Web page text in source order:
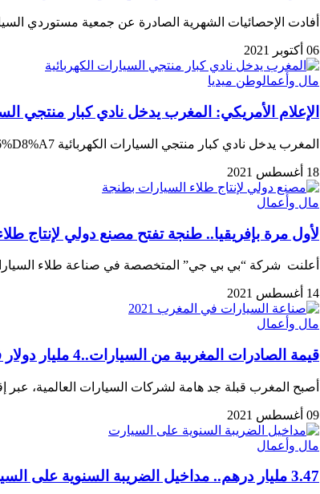
أفادت الإحصائيات الشهرية الصادرة عن جمعية مستوردي
06 أكتوبر 2021
مال وأعمالوطن ميديا
الإعلام الأمريكي: المغرب يدخل نادي كبار منتجي
المغرب يدخل نادي كبار منتجي السيارات الكهربائية https://www.youtube.com/watch?v=yaWgvQjP8f0&ab_channel=%D9%81%D9%8A%D9%85%D8%BA%D8%B1%D8%A8%D9%86%D8%A7
18 أغسطس 2021
مال وأعمال
لأول مرة بإفريقيا.. طنجة تفتح مصنع دولي لإنتاج
أعلنت شركة “بي بي جي” المتخصصة في صناعة طلاء
14 أغسطس 2021
مال وأعمال
قيمة الصادرات المغربية من السيارات..4 مليار دولار في الأشهر الـ 5 الأولى من 2021
أصبح المغرب قبلة جد هامة لشركات السيارات العالمية،
09 أغسطس 2021
مال وأعمال
3.47 مليار درهم.. مداخيل الضريبة السنوية على السيارت سنة 2020